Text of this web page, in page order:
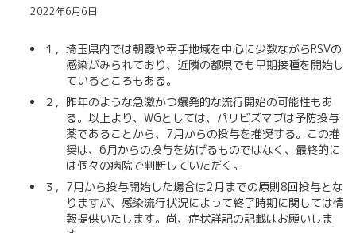
2022年6月6日
１，埼玉県内では朝霞や幸手地域を中心に少数ながらRSVの
感染がみられており、近隣の都県でも早期接種を開始し
ているところもある。
２，昨年のような急激かつ爆発的な流行開始の可能性もあ
る。以上より、WGとしては、パリビズマブは予防投与
薬であることから、7月からの投与を推奨する。この推
奨は、6月からの投与を妨げるものではなく、最終的に
は個々の病院で判断していただく。
３，7月から投与開始した場合は2月までの原則8回投与とな
りますが、感染流行状況によって終了時期に関しては情
報提供いたします。尚、症状詳記の記載はお願いしま